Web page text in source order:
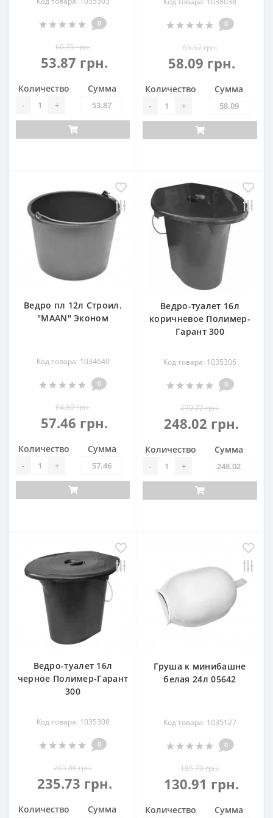
0
60.75 грн.
53.87 грн.
Количество
- +
Сумма
0
65.52 грн.
58.09 грн.
Количество
- +
Сумма
Ведро пл 12л Строил.
"МААN" Эконом
Код товара: 1034640
0
64.80 грн.
57.46 грн.
Количество
- +
Сумма
Ведро-туалет 16л
коричневое Полимер-
Гарант 300
Код товара: 1035306
0
279.72 грн.
248.02 грн.
Количество
- +
Сумма
Ведро-туалет 16л
черное Полимер-Гарант
300
Код товара: 1035308
0
265.86 грн.
235.73 грн.
Количество Сумма
Груша к минибашне
белая 24л 05642
Код товара: 1035127
0
185.70 грн.
130.91 грн.
Количество Сумма